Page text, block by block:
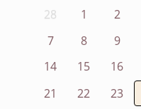
28 1 2
7
8 9
14
15 16
21
22 23